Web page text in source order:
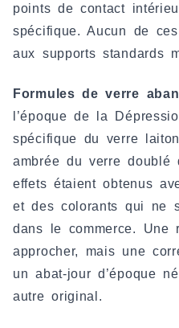
points de contact
spécifique. Aucun de
aux supports standards
Formules de verre
l’époque de la
spécifique du verre
ambrée du verre
effets étaient obtenus
et des colorants qui ne
dans le commerce. Une
approcher, mais une
un abat-jour d’époque
autre original.